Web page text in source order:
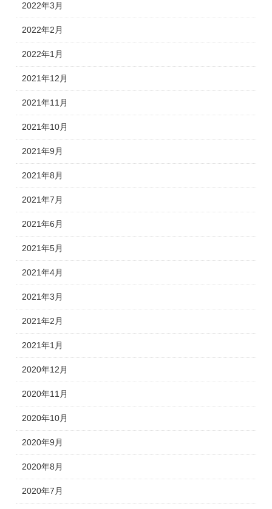
2022年3月
2022年2月
2022年1月
2021年12月
2021年11月
2021年10月
2021年9月
2021年8月
2021年7月
2021年6月
2021年5月
2021年4月
2021年3月
2021年2月
2021年1月
2020年12月
2020年11月
2020年10月
2020年9月
2020年8月
2020年7月